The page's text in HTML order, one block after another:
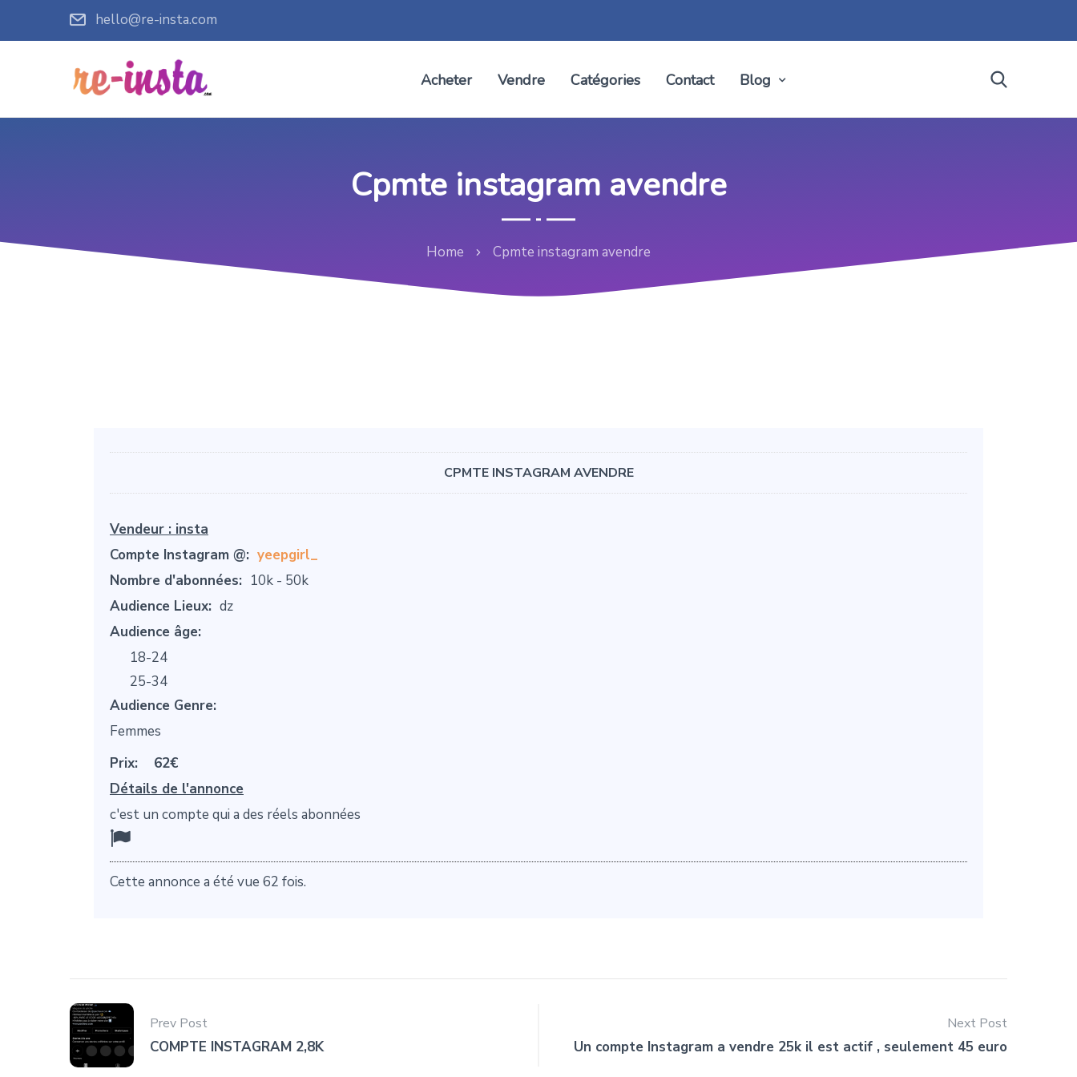
hello@re-insta.com
Acheter Vendre Catégories Contact Blog
Cpmte instagram avendre
Home Cpmte instagram avendre
CPMTE INSTAGRAM AVENDRE
Vendeur : insta
Compte Instagram @: yeepgirl_
Nombre d'abonnées: 10k - 50k
Audience Lieux: dz
Audience âge:
18-24
25-34
Audience Genre:
Femmes
Prix:
62€
Détails de l'annonce
c'est un compte qui a des réels abonnées
Cette annonce a été vue 62 fois.
Prev Post
COMPTE INSTAGRAM 2,8K
Next Post
Un compte Instagram a vendre 25k il est actif , seulement 45 euro